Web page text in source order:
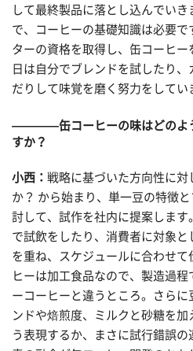
して最終製品に落とし込んでい
で、コーヒーの基礎知識は必要で
ターの資格を取得し、缶コーヒ
日は自分でブレンドを試したり
だりして味覚を磨く努力をしてい
————缶コーヒーの味はどのよ
すか？
小西： 戦略に基づいた方向性に対
か？ から始まり、単一豆の特徴
討して、試作を社内に提案しま
で試飲をしたり、消費者に対象
を重ね、スケジュールに合わせ
ヒーは加工食品なので、製造過
ーコーヒーと違うところ。さら
ンドや焙煎度、ミルクと砂糖を
う表現するか、まさに試行錯誤